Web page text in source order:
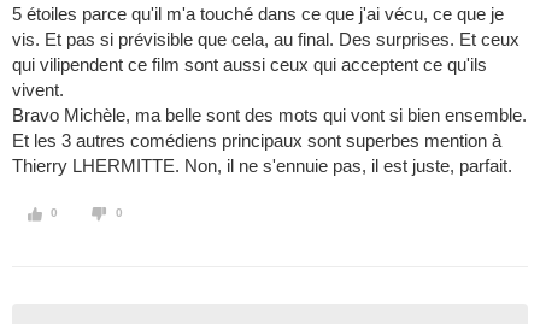
5 étoiles parce qu'il m'a touché dans ce que j'ai vécu, ce que je
vis. Et pas si prévisible que cela, au final. Des surprises. Et ceux
qui vilipendent ce film sont aussi ceux qui acceptent ce qu'ils
vivent.
Bravo Michèle, ma belle sont des mots qui vont si bien ensemble.
Et les 3 autres comédiens principaux sont superbes mention à
Thierry LHERMITTE. Non, il ne s'ennuie pas, il est juste, parfait.
0 0